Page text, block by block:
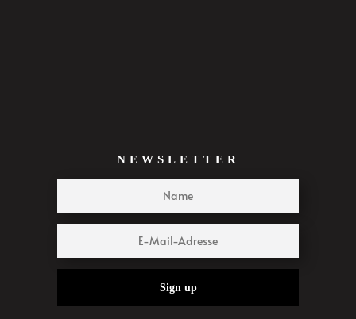
NEWSLETTER
Sign up